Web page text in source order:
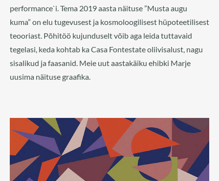
performance`i. Tema 2019 aasta näituse ”Musta augu
kuma” on elu tugevusest ja kosmoloogilisest hüpoteetilisest
teooriast. Põhitöö kujunduselt võib aga leida tuttavaid
tegelasi, keda kohtab ka Casa Fontestate oliivisalust, nagu
sisalikud ja faasanid. Meie uut aastakäiku ehibki Marje
uusima näituse graafika.